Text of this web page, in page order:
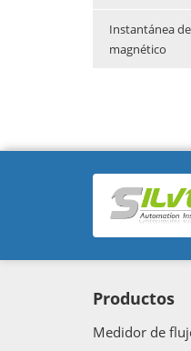
Instantánea
magnético
Productos
Medidor de